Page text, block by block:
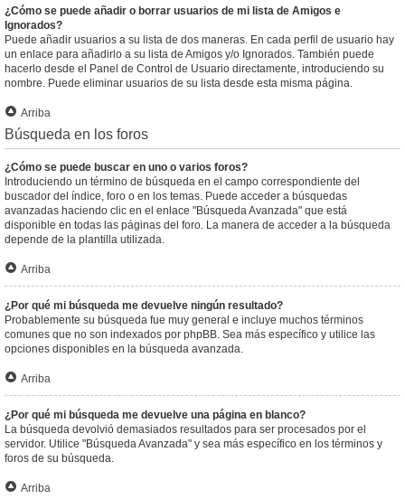
¿Cómo se puede añadir o borrar usuarios de mi lista de Amigos e
Ignorados?
Puede añadir usuarios a su lista de dos maneras. En cada perfil de usuario hay
un enlace para añadirlo a su lista de Amigos y/o Ignorados. También puede
hacerlo desde el Panel de Control de Usuario directamente, introduciendo su
nombre. Puede eliminar usuarios de su lista desde esta misma página.
Arriba
Búsqueda en los foros
¿Cómo se puede buscar en uno o varios foros?
Introduciendo un término de búsqueda en el campo correspondiente del
buscador del índice, foro o en los temas. Puede acceder a búsquedas
avanzadas haciendo clic en el enlace "Búsqueda Avanzada" que está
disponible en todas las páginas del foro. La manera de acceder a la búsqueda
depende de la plantilla utilizada.
Arriba
¿Por qué mi búsqueda me devuelve ningún resultado?
Probablemente su búsqueda fue muy general e incluye muchos términos
comunes que no son indexados por phpBB. Sea más específico y utilice las
opciones disponibles en la búsqueda avanzada.
Arriba
¿Por qué mi búsqueda me devuelve una página en blanco?
La búsqueda devolvió demasiados resultados para ser procesados por el
servidor. Utilice "Búsqueda Avanzada" y sea más específico en los términos y
foros de su búsqueda.
Arriba